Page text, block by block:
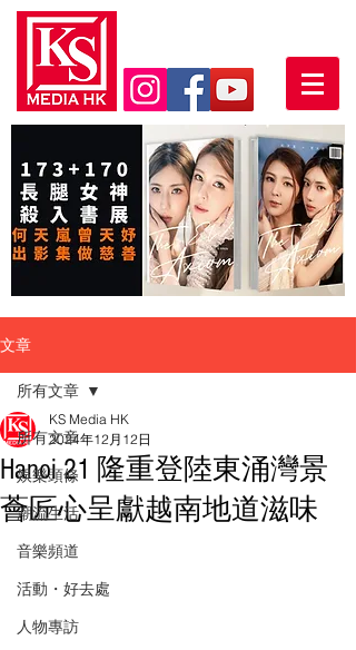
文章
所有文章
娛樂頭條
潮流生活
音樂頻道
活動・好去處
人物專訪
所有文章
Hanoi 21 隆重登陸東涌灣景
薈匠心呈獻越南地道滋味
KS Media HK
2024年12月12日